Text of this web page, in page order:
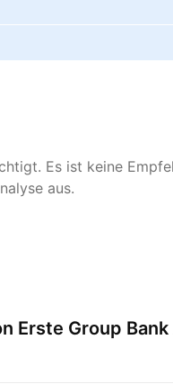
Es ist keine
aus.
Erste Group Bank